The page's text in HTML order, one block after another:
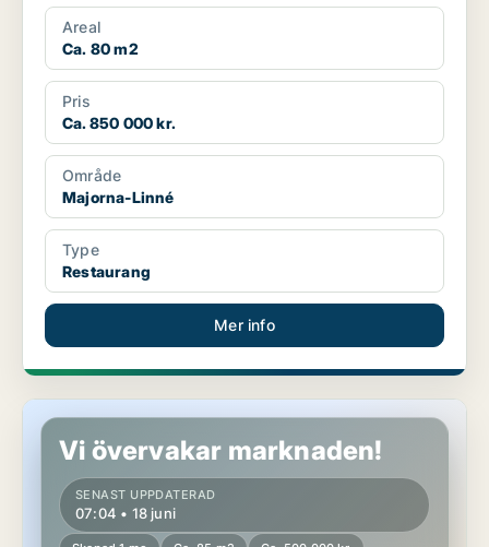
Areal
Ca. 80 m2
Pris
Ca. 850 000 kr.
Område
Majorna-Linné
Type
Restaurang
Mer info
Butikslokal i Göteborg Centrum
Vi övervakar marknaden!
SENAST UPPDATERAD
07:04 • 18 juni